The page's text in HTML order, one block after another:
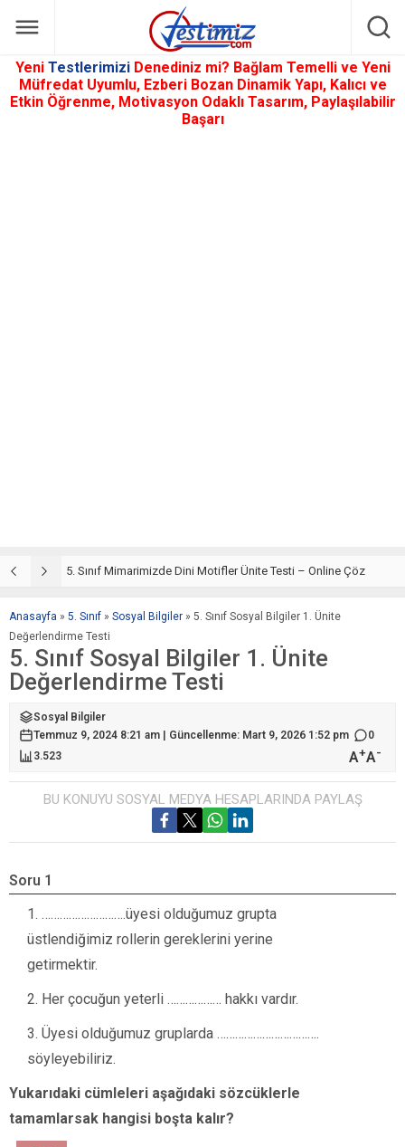
Yeni Testlerimizi Denediniz mi? Bağlam Temelli ve Yeni
Müfredat Uyumlu, Ezberi Bozan Dinamik Yapı, Kalıcı ve
Etkin Öğrenme, Motivasyon Odaklı Tasarım, Paylaşılabilir
Başarı
5. Sınıf Mimarimizde Dini Motifler Ünite Testi – Online Çöz
Anasayfa » 5. Sınıf » Sosyal Bilgiler » 5. Sınıf Sosyal Bilgiler 1. Ünite
Değerlendirme Testi
5. Sınıf Sosyal Bilgiler 1. Ünite
Değerlendirme Testi
Sosyal Bilgiler
Temmuz 9, 2024 8:21 am | Güncellenme: Mart 9, 2026 1:52 pm
0
3.523
A+A-
BU KONUYU SOSYAL MEDYA HESAPLARINDA PAYLAŞ
Soru 1
……………………….üyesi olduğumuz grupta
üstlendiğimiz rollerin gereklerini yerine
getirmektir.
Her çocuğun yeterli ……………… hakkı vardır.
Üyesi olduğumuz gruplarda …………………………….
söyleyebiliriz.
Yukarıdaki cümleleri aşağıdaki sözcüklerle
tamamlarsak hangisi boşta kalır?